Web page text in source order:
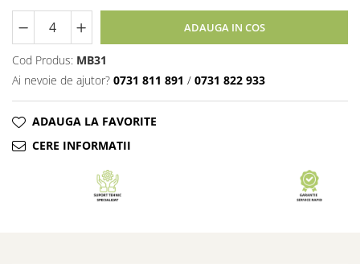
ADAUGA IN COS
Cod Produs: MB31
Ai nevoie de ajutor? 0731 811 891 / 0731 822 933
ADAUGA LA FAVORITE
CERE INFORMATII